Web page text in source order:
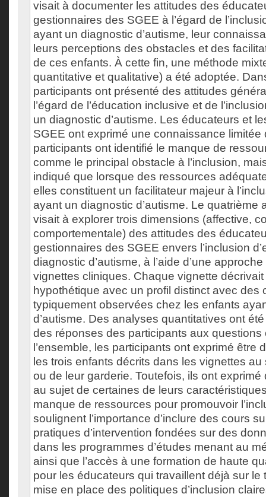
visait à documenter les attitudes des
gestionnaires des SGEE à l’égard de
ayant un diagnostic d’autisme, leur
leurs perceptions des obstacles et des
de ces enfants. À cette fin, une méthode
quantitative et qualitative) a été adoptée.
participants ont présenté des attitudes
l’égard de l’éducation inclusive et de
un diagnostic d’autisme. Les éducateurs et
SGEE ont exprimé une connaissance limitée
participants ont identifié le manque de
comme le principal obstacle à l’inclusion,
indiqué que lorsque des ressources
elles constituent un facilitateur majeur à
ayant un diagnostic d’autisme. Le quatrième
visait à explorer trois dimensions (affective,
comportementale) des attitudes des
gestionnaires des SGEE envers l’inclusion
diagnostic d’autisme, à l’aide d’une
vignettes cliniques. Chaque vignette
hypothétique avec un profil distinct avec des
typiquement observées chez les enfants
d’autisme. Des analyses quantitatives ont
des réponses des participants aux questions
l’ensemble, les participants ont exprimé être
les trois enfants décrits dans les vignettes
ou de leur garderie. Toutefois, ils ont
au sujet de certaines de leurs
manque de ressources pour promouvoir
soulignent l’importance d’inclure des cours
pratiques d’intervention fondées sur des
dans les programmes d’études menant au
ainsi que l’accès à une formation de haute
pour les éducateurs qui travaillent déjà sur le
mise en place des politiques d’inclusion